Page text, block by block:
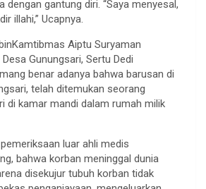
dengan gantung diri. “Saya menyesal,
illahi,” Ucapnya.
Aiptu Suryaman
Gunungsari, Sertu Dedi
benar adanya bahwa barusan di
telah ditemukan seorang
di kamar mandi dalam rumah milik
luar ahli medis
bahwa korban meninggal dunia
disekujur tubuh korban tidak